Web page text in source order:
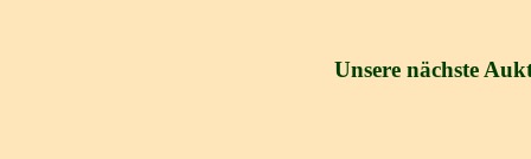
Unsere nächste